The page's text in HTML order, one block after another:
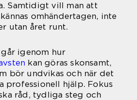
Samtidigt vill man att
omhändertagen, inte
utan året runt.
igenom hur
kan göras skonsamt,
bör undvikas och när det
professionell hjälp. Fokus
råd, tydliga steg och